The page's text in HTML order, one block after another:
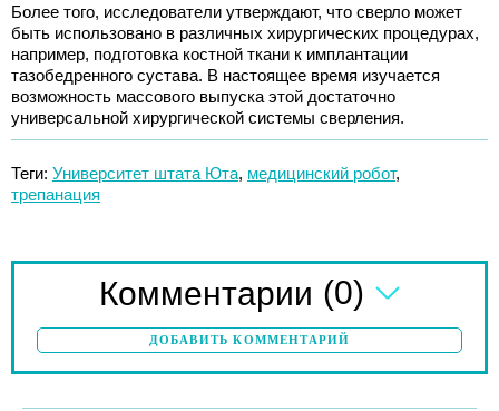
Более того, исследователи утверждают, что сверло может
быть использовано в различных хирургических процедурах,
например, подготовка костной ткани к имплантации
тазобедренного сустава. В настоящее время изучается
возможность массового выпуска этой достаточно
универсальной хирургической системы сверления.
Теги: Университет штата Юта, медицинский робот,
трепанация
Комментарии (0)
ДОБАВИТЬ КОММЕНТАРИЙ